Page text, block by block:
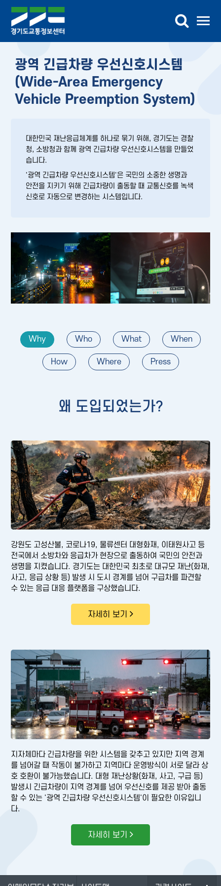
버스정보
교통DB
센터소개
가상전시관
광역 긴급차량 우선신호시스템
(Wide-Area Emergency
Vehicle Preemption System)
대한민국 재난응급체계를 하나로 묶기 위해, 경기도는 경찰
청, 소방청과 함께 광역 긴급차량 우선신호시스템을 만들었
습니다.
'광역 긴급차량 우선신호시스템'은 국민의 소중한 생명과
안전을 지키기 위해 긴급차량이 출동할 때 교통신호를 녹색
신호로 자동으로 변경하는 시스템입니다.
Why Who What When
How Where Press
왜 도입되었는가?
강원도 고성산불, 코로나19, 물류센터 대형화재, 이태원사고 등
전국에서 소방차와 응급차가 현장으로 출동하여 국민의 안전과
생명을 지켰습니다. 경기도는 대한민국 최초로 대규모 재난(화재,
사고, 응급 상황 등) 발생 시 도시 경계를 넘어 구급차를 파견할
수 있는 응급 대응 플랫폼을 구상했습니다.
자세히 보기
지자체마다 긴급차량을 위한 시스템을 갖추고 있지만 지역 경계
를 넘어갈 때 작동이 불가하고 지역마다 운영방식이 서로 달라 상
호 호환이 불가능했습니다. 대형 재난상황(화재, 사고, 구급 등)
발생시 긴급차량이 지역 경계를 넘어 우선신호를 제공 받아 출동
할 수 있는 '광역 긴급차량 우선신호시스템'이 필요한 이유입니
다.
자세히 보기